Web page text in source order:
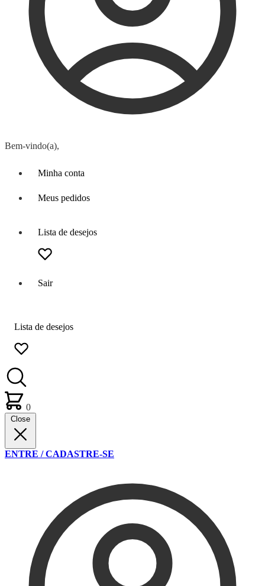
Bem-vindo(a),
Minha conta
Meus pedidos
Lista de desejos
Sair
Lista de desejos
0
Close
ENTRE / CADASTRE-SE